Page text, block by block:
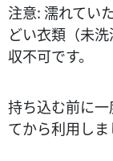
注意: 濡れてい
どい衣類（未
収不可です。
持ち込む前に
てから利用しま